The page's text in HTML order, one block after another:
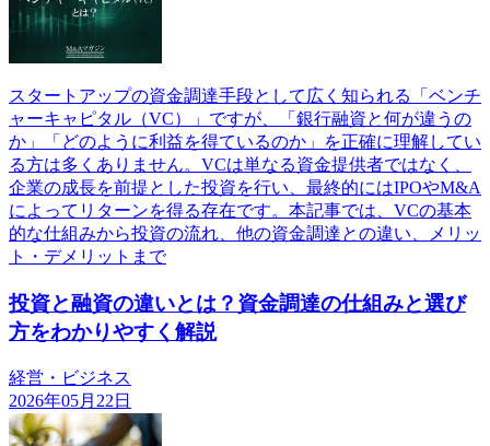
スタートアップの資金調達手段として広く知られる「ベンチ
ャーキャピタル（VC）」ですが、「銀行融資と何が違うの
か」「どのように利益を得ているのか」を正確に理解してい
る方は多くありません。VCは単なる資金提供者ではなく、
企業の成長を前提とした投資を行い、最終的にはIPOやM&A
によってリターンを得る存在です。本記事では、VCの基本
的な仕組みから投資の流れ、他の資金調達との違い、メリッ
ト・デメリットまで
投資と融資の違いとは？資金調達の仕組みと選び
方をわかりやすく解説
経営・ビジネス
2026年05月22日